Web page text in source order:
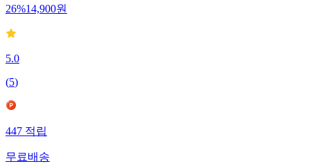
26%14,900원
5.0
(5)
447적립
무료배송